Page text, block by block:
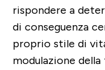
rispondere a
di conseguenza
proprio stile di
modulazione